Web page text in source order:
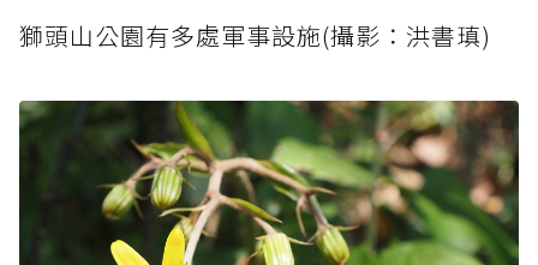
獅頭山公園有多處軍事設施(攝影：洪書瑱)